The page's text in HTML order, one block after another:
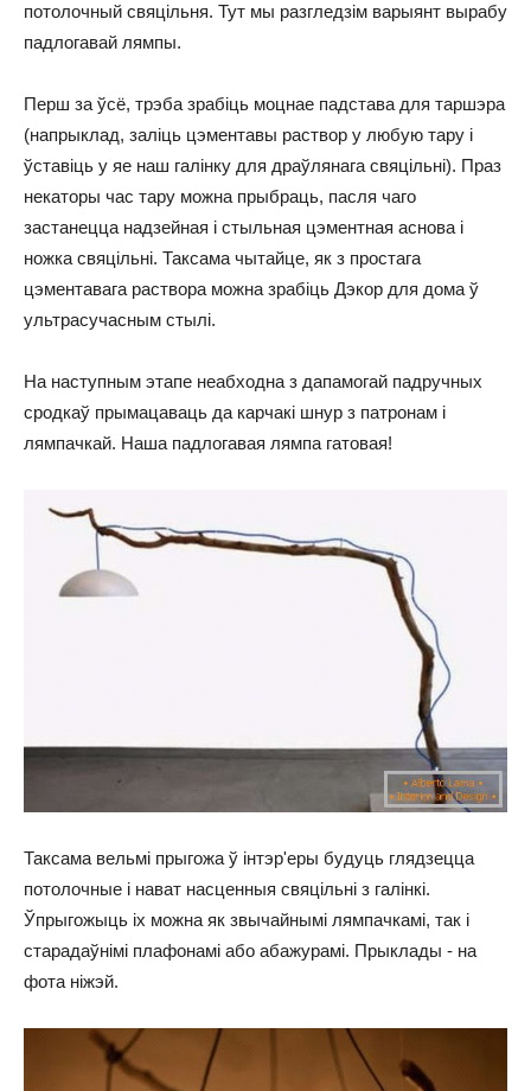
потолочный свяцільня. Тут мы разгледзім варыянт вырабу
падлогавай лямпы.
Перш за ўсё, трэба зрабіць моцнае падстава для таршэра
(напрыклад, заліць цэментавы раствор у любую тару і
ўставіць у яе наш галінку для драўлянага свяцільні). Праз
некаторы час тару можна прыбраць, пасля чаго
застанецца надзейная і стыльная цэментная аснова і
ножка свяцільні. Таксама чытайце, як з простага
цэментавага раствора можна зрабіць Дэкор для дома ў
ультрасучасным стылі.
На наступным этапе неабходна з дапамогай падручных
сродкаў прымацаваць да карчакі шнур з патронам і
лямпачкай. Наша падлогавая лямпа гатовая!
Таксама вельмі прыгожа ў інтэр'еры будуць глядзецца
потолочные і нават насценныя свяцільні з галінкі.
Ўпрыгожыць іх можна як звычайнымі лямпачкамі, так і
старадаўнімі плафонамі або абажурамі. Прыклады - на
фота ніжэй.